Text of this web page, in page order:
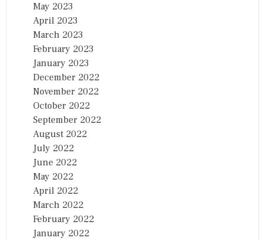
May 2023
April 2023
March 2023
February 2023
January 2023
December 2022
November 2022
October 2022
September 2022
August 2022
July 2022
June 2022
May 2022
April 2022
March 2022
February 2022
January 2022